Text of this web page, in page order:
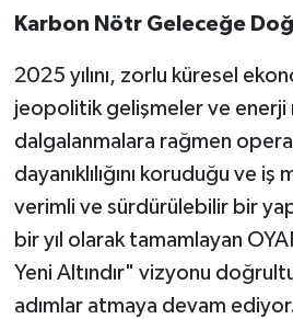
Karbon Nötr Geleceğe
2025 yılını, zorlu küresel
jeopolitik gelişmeler ve enerji
dalgalanmalara rağmen
dayanıklılığını koruduğu ve
verimli ve sürdürülebilir bir
bir yıl olarak tamamlayan
Yeni Altındır" vizyonu
adımlar atmaya devam